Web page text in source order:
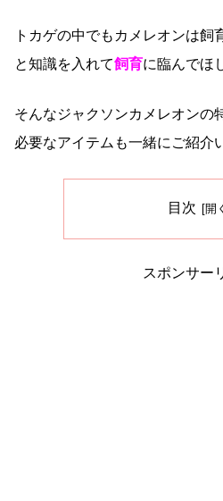
トカゲの中でもカメレオンは飼
と知識を入れて飼育に臨んでほ
そんなジャクソンカメレオンの
必要なアイテムも一緒にご紹介
目次
スポンサー